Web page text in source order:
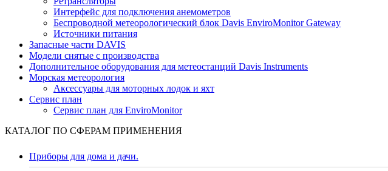
Интерфейс для подключения анемометров
Беспроводной метеорологический блок Davis EnviroMonitor Gateway
Источники питания
Запасные части DAVIS
Модели снятые с производства
Дополнительное оборудования для метеостанций Davis Instruments
Морская метеорология
Аксессуары для моторных лодок и яхт
Сервис план
Сервис план для EnviroMonitor
КАТАЛОГ ПО СФЕРАМ ПРИМЕНЕНИЯ
Приборы для дома и дачи.